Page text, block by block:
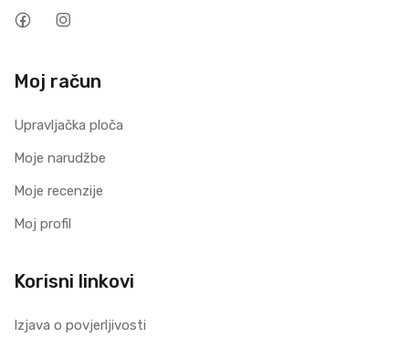
Moj račun
Upravljačka ploča
Moje narudžbe
Moje recenzije
Moj profil
Korisni linkovi
Izjava o povjerljivosti